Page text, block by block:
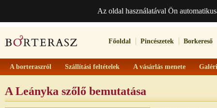
Az oldal használatával Ön
Főoldal Pincészetek Borkereső
A borteraszról Szállítási feltételek A vásárlás menete
A Leányka szőlő bemutatása